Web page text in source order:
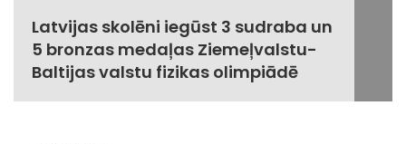
Latvijas skolēni iegūst 3 sudraba un
5 bronzas medaļas Ziemeļvalstu-
Baltijas valstu fizikas olimpiādē